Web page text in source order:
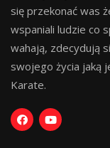
się przekonać was
wspaniali ludzie co
wahają, zdecydują
swojego życia jaką
Karate.